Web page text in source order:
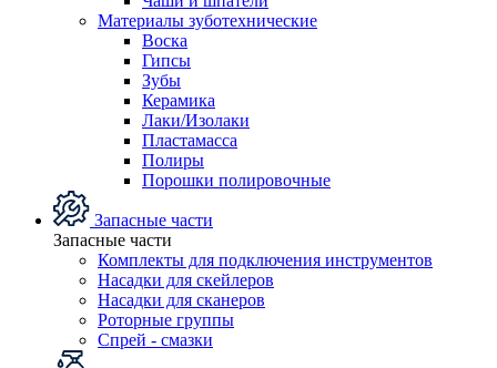
Материалы зуботехнические
Воска
Гипсы
Зубы
Керамика
Лаки/Изолаки
Пластамасса
Полиры
Порошки полировочные
Запасные части
Запасные части
Комплекты для подключения инструментов
Насадки для скейлеров
Насадки для сканеров
Роторные группы
Спрей - смазки